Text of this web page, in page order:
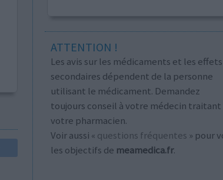
ATTENTION !
Les avis sur les médicaments et les effets
secondaires dépendent de la personne
utilisant le médicament. Demandez
toujours conseil à votre médecin traitant
votre pharmacien.
Voir aussi « questions fréquentes » pour
les objectifs de meamedica.fr.